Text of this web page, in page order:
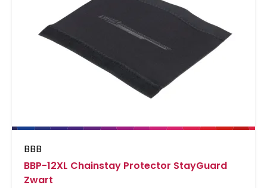
BBB
BBP-12XL Chainstay Protector StayGuard
Zwart